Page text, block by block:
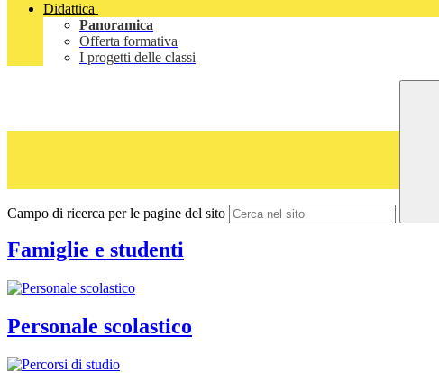
Didattica
Panoramica
Offerta formativa
I progetti delle classi
Campo di ricerca per le pagine del sito
Famiglie e studenti
Personale scolastico